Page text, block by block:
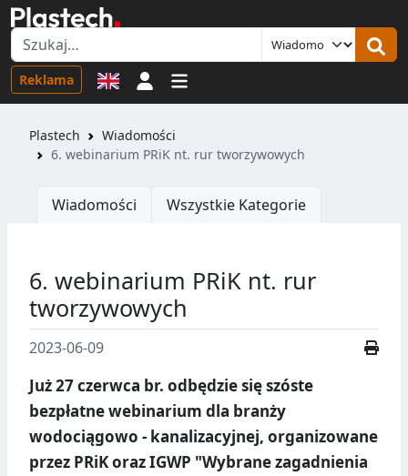
Reklama Logowanie
Plastech
Wiadomości
6. webinarium PRiK nt. rur tworzywowych
Wiadomości Wszystkie Kategorie
6. webinarium PRiK nt. rur
tworzywowych
2023-06-09
Już 27 czerwca br. odbędzie się szóste
bezpłatne webinarium dla branży
wodociągowo - kanalizacyjnej, organizowane
przez PRiK oraz IGWP "Wybrane zagadnienia